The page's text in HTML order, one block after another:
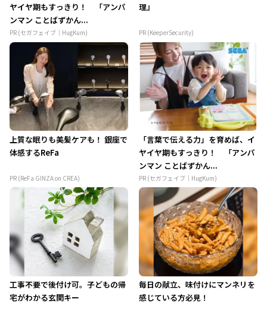
ヤイヤ期もすっきり！ 「アンパ
ンマン ことばずかん...
PR (セガフェイブ｜HugKum)
理』
PR (KeeperSecurity)
上質な眠りも美髪ケアも！ 銀座で
体感するReFa
PR (ReFa GINZA on CREA)
「言葉で伝える力」を育めば、イ
ヤイヤ期もすっきり！ 「アンパ
ンマン ことばずかん...
PR (セガフェイブ｜HugKum)
工事不要で後付け可。子どもの帰
宅がわかる玄関キー
毎日の献立、味付けにマンネリを
感じている方必見！